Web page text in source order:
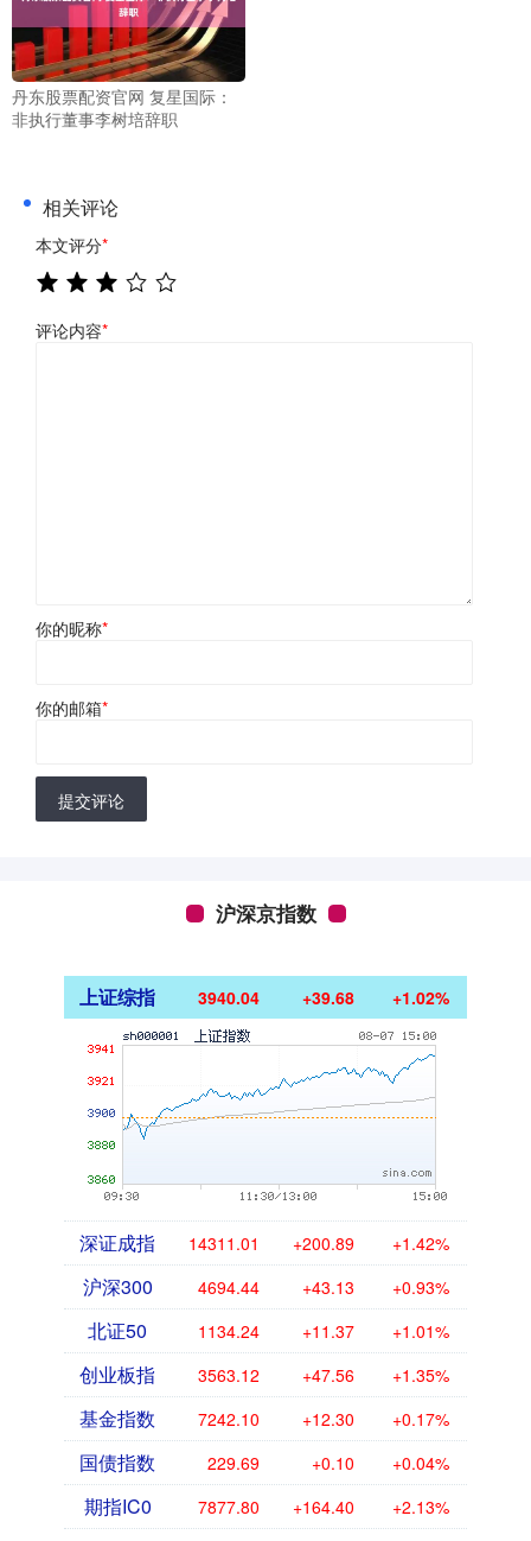
丹东股票配资官网 复星国际：
非执行董事李树培辞职
相关评论
本文评分*
评论内容*
你的昵称*
你的邮箱*
提交评论
沪深京指数
上证综指 3940.04 +39.68 +1.02%
深证成指 14311.01 +200.89 +1.42%
沪深300 4694.44 +43.13 +0.93%
北证50 1134.24 +11.37 +1.01%
创业板指 3563.12 +47.56 +1.35%
基金指数 7242.10 +12.30 +0.17%
国债指数 229.69 +0.10 +0.04%
期指IC0 7877.80 +164.40 +2.13%